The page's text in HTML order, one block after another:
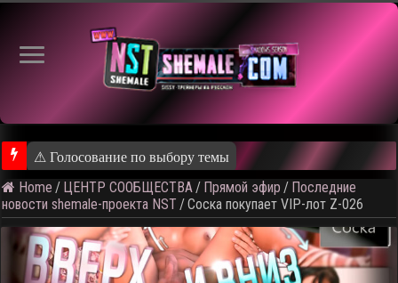
⚠ Голосование по выбору темы следующего общедоступног
Home / ЦЕНТР СООБЩЕСТВА / Прямой эфир / Последние
новости shemale-проекта NST /Соска покупает VIP-лот Z-026